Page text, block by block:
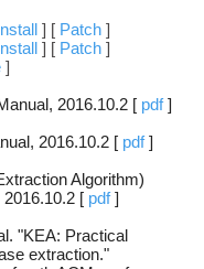
] [ Patch ]
] [ Patch ]
]
2016.10.2 [ pdf]
2016.10.2 [ pdf]
Algorithm)
2016.10.2 [ pdf]
"KEA: Practical
extraction."